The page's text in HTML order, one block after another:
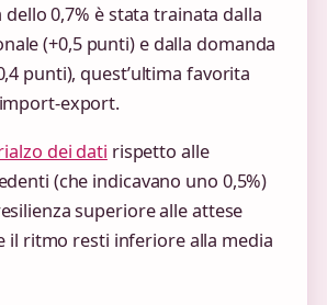
dello 0,7% è stata trainata dalla
(+0,5 punti) e dalla domanda
punti), quest’ultima favorita
export.
dei dati rispetto alle
(che indicavano uno 0,5%)
superiore alle attese
il ritmo resti inferiore alla media